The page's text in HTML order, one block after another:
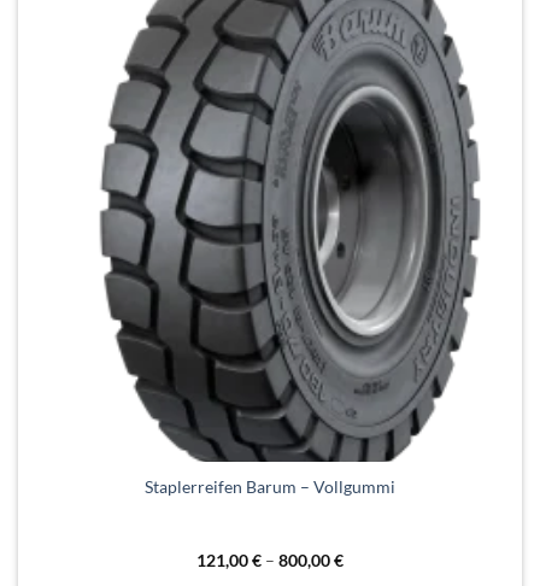
Staplerreifen Barum – Vollgummi
121,00€ – 800,00€